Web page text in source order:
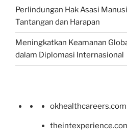
Perlindungan Hak Asasi
Tantangan dan Harapan
Meningkatkan Keamanan
dalam Diplomasi Internasional
okhealthcareers.com